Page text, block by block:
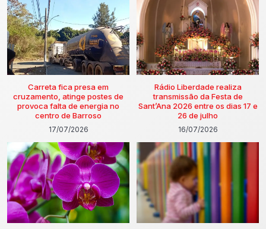
Carreta fica presa em
cruzamento, atinge postes de
provoca falta de energia no
centro de Barroso
17/07/2026
Rádio Liberdade realiza
transmissão da Festa de
Sant’Ana 2026 entre os dias 17 e
26 de julho
16/07/2026